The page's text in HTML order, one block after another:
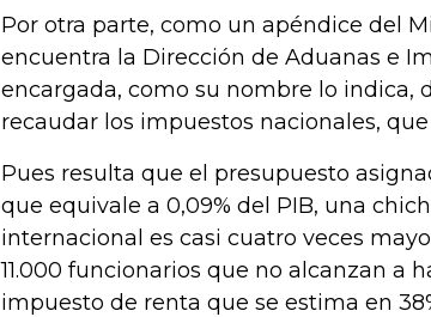
Por otra parte, como un apéndice del
encuentra la Dirección de Aduanas e
encargada, como su nombre lo indica,
recaudar los impuestos nacionales,
Pues resulta que el presupuesto
que equivale a 0,09% del PIB, una
internacional es casi cuatro veces
11.000 funcionarios que no alcanzan a
impuesto de renta que se estima en